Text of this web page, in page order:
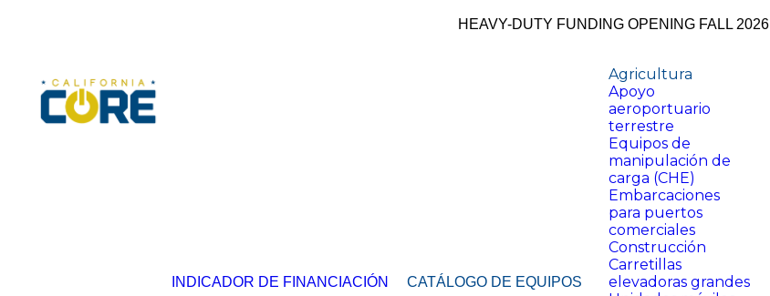
HEAVY-DUTY FUNDING OPENING FALL 2026
INDICADOR DE FINANCIACIÓN CATÁLOGO DE EQUIPOS
Agricultura
Apoyo
aeroportuario
terrestre
Equipos de
manipulación de
carga (CHE)
Embarcaciones
para puertos
comerciales
Construcción
Carretillas
elevadoras grandes